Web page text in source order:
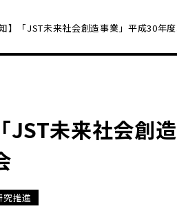
知】「JST未来社会創造事業」平成30年
JST未来社会創
究推進